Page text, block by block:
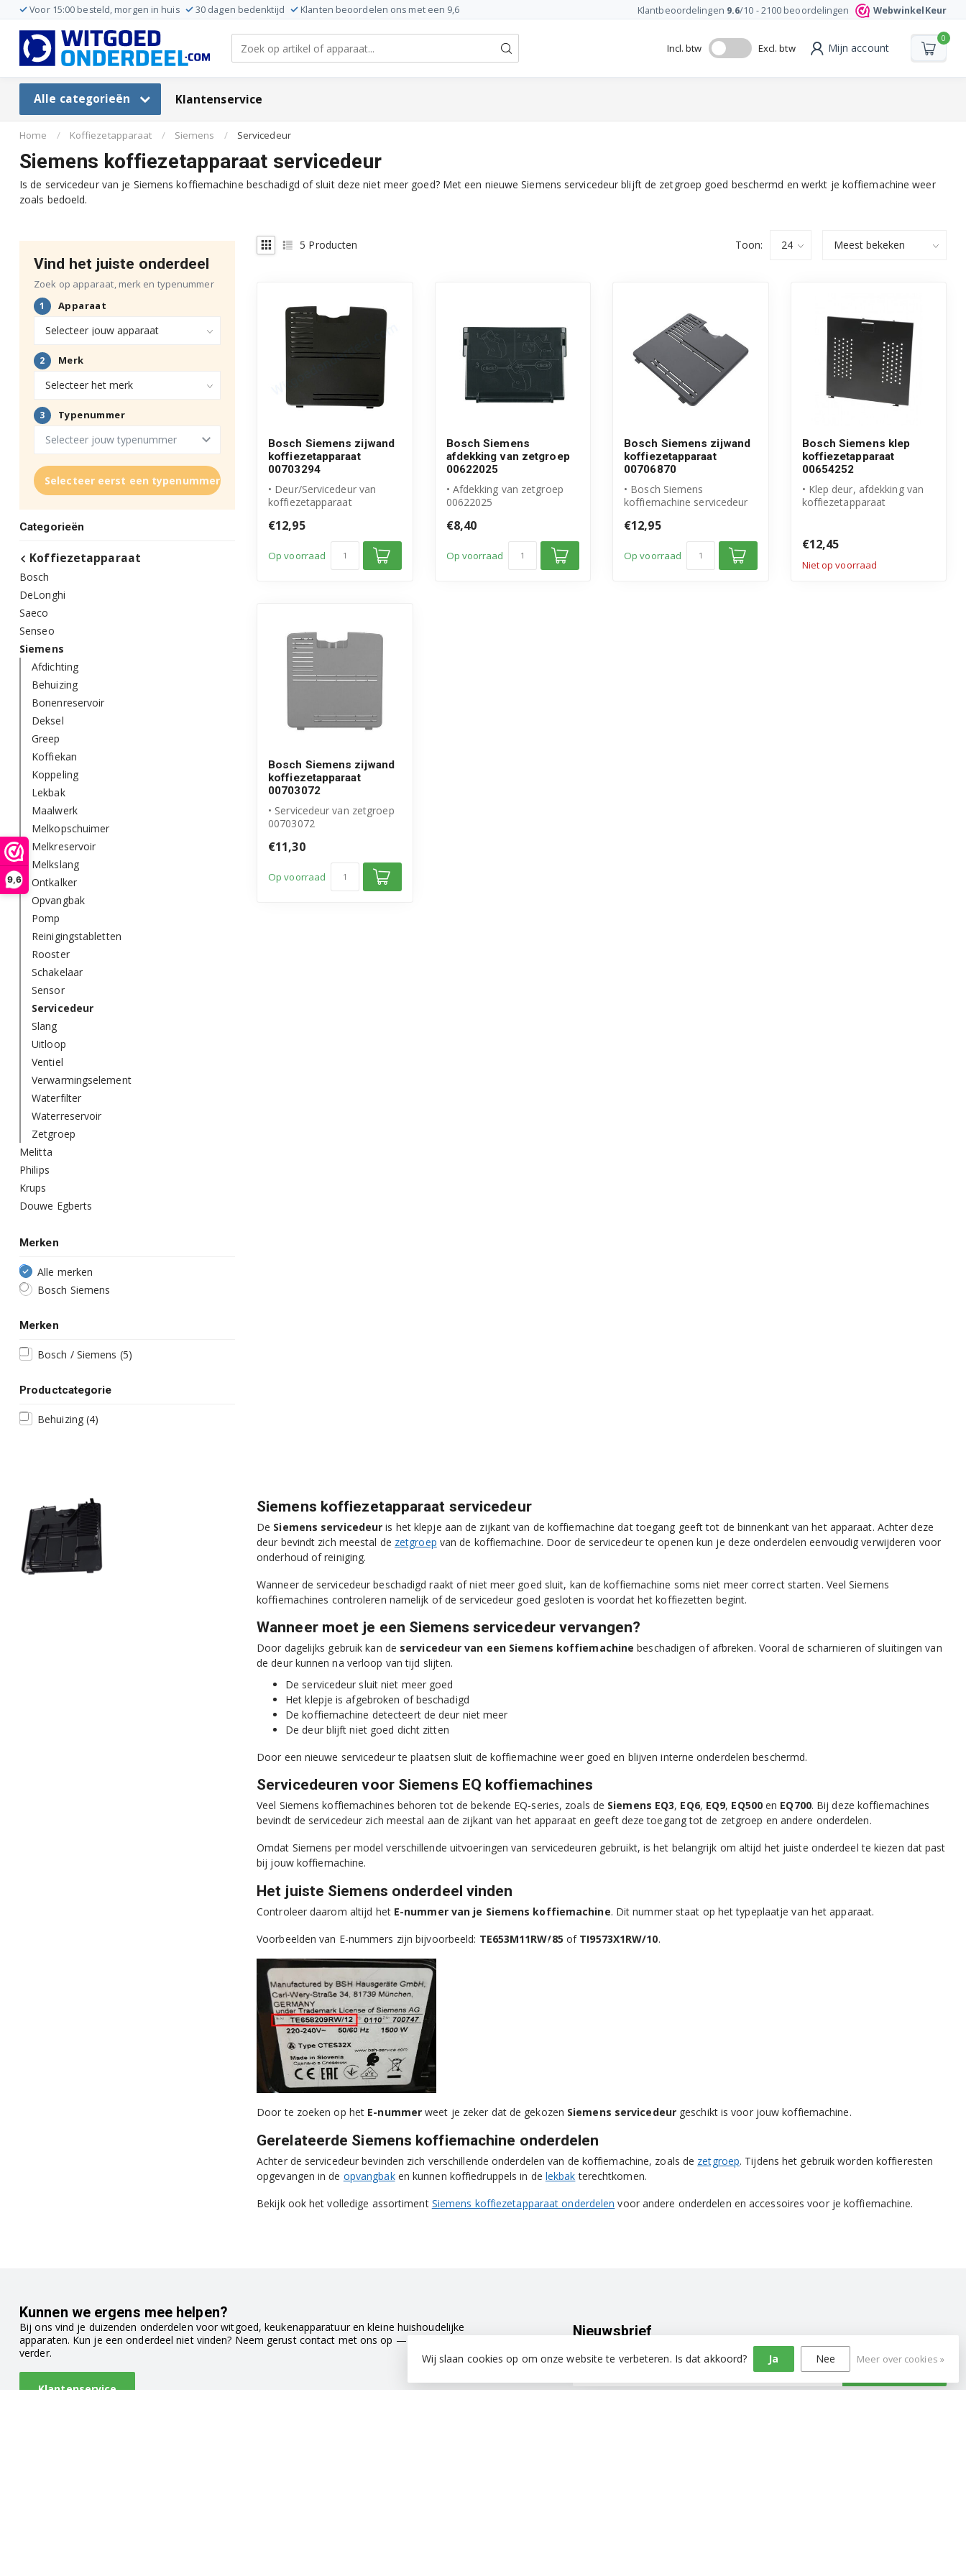
9,6
Voor 15:00 besteld, morgen in huis 30 dagen bedenktijd Klanten beoordelen ons met een 9,6 Klantbeoordelingen 9.6/10 -2100 beoordelingen WebwinkelKeur
Incl. btw Excl. btw Mijn account
0
Alle categorieën Klantenservice
Home / Koffiezetapparaat / Siemens / Servicedeur
Siemens koffiezetapparaat servicedeur
Is de servicedeur van je Siemens koffiemachine beschadigd of sluit deze niet meer goed? Met een nieuwe Siemens servicedeur blijft de zetgroep goed beschermd en werkt je koffiemachine weer
zoals bedoeld.
Vind het juiste onderdeel
Zoek op apparaat, merk en typenummer
Selecteer eerst een typenummer
Categorieën
Koffiezetapparaat
Bosch
DeLonghi
Saeco
Senseo
Siemens
Afdichting
Behuizing
Bonenreservoir
Deksel
Greep
Koffiekan
Koppeling
Lekbak
Maalwerk
Melkopschuimer
Melkreservoir
Melkslang
Ontkalker
Opvangbak
Pomp
Reinigingstabletten
Rooster
Schakelaar
Sensor
Servicedeur
Slang
Uitloop
Ventiel
Verwarmingselement
Waterfilter
Waterreservoir
Zetgroep
Melitta
Philips
Krups
Douwe Egberts
Merken
Alle merken
Bosch Siemens
Merken
Bosch / Siemens (5)
Productcategorie
Behuizing (4)
5 Producten Toon:
Bosch Siemens zijwand
koffiezetapparaat
00703294
• Deur/Servicedeur van
koffiezetapparaat
product
€12,95
Op voorraad
Bosch Siemens
afdekking van zetgroep
00622025
• Afdekking van zetgroep
00622025
product
€8,40
Op voorraad
Bosch Siemens zijwand
koffiezetapparaat
00706870
• Bosch Siemens
koffiemachine servicedeur
product
€12,95
Op voorraad
Bosch Siemens klep
koffiezetapparaat
00654252
• Klep deur, afdekking van
koffiezetapparaat
€12,45
Niet op voorraad
Bosch Siemens zijwand
koffiezetapparaat
00703072
• Servicedeur van zetgroep
00703072
product
€11,30
Op voorraad
Siemens koffiezetapparaat servicedeur
De Siemens servicedeur is het klepje aan de zijkant van de koffiemachine dat toegang geeft tot de binnenkant van het apparaat. Achter deze
deur bevindt zich meestal de zetgroep van de koffiemachine. Door de servicedeur te openen kun je deze onderdelen eenvoudig verwijderen voor
onderhoud of reiniging.
Wanneer de servicedeur beschadigd raakt of niet meer goed sluit, kan de koffiemachine soms niet meer correct starten. Veel Siemens
koffiemachines controleren namelijk of de servicedeur goed gesloten is voordat het koffiezetten begint.
Wanneer moet je een Siemens servicedeur vervangen?
Door dagelijks gebruik kan de servicedeur van een Siemens koffiemachine beschadigen of afbreken. Vooral de scharnieren of sluitingen van
de deur kunnen na verloop van tijd slijten.
De servicedeur sluit niet meer goed
Het klepje is afgebroken of beschadigd
De koffiemachine detecteert de deur niet meer
De deur blijft niet goed dicht zitten
Door een nieuwe servicedeur te plaatsen sluit de koffiemachine weer goed en blijven interne onderdelen beschermd.
Servicedeuren voor Siemens EQ koffiemachines
Veel Siemens koffiemachines behoren tot de bekende EQ-series, zoals de Siemens EQ3, EQ6, EQ9, EQ500en EQ700. Bij deze koffiemachines
bevindt de servicedeur zich meestal aan de zijkant van het apparaat en geeft deze toegang tot de zetgroep en andere onderdelen.
Omdat Siemens per model verschillende uitvoeringen van servicedeuren gebruikt, is het belangrijk om altijd het juiste onderdeel te kiezen dat past
bij jouw koffiemachine.
Het juiste Siemens onderdeel vinden
Controleer daarom altijd het E-nummer van je Siemens koffiemachine. Dit nummer staat op het typeplaatje van het apparaat.
Voorbeelden van E-nummers zijn bijvoorbeeld: TE653M11RW/85 of TI9573X1RW/10.
Door te zoeken op het E-nummer weet je zeker dat de gekozen Siemens servicedeurgeschikt is voor jouw koffiemachine.
Gerelateerde Siemens koffiemachine onderdelen
Achter de servicedeur bevinden zich verschillende onderdelen van de koffiemachine, zoals de zetgroep. Tijdens het gebruik worden koffieresten
opgevangen in de opvangbaken kunnen koffiedruppels in de lekbak terechtkomen.
Bekijk ook het volledige assortiment Siemens koffiezetapparaat onderdelen voor andere onderdelen en accessoires voor je koffiemachine.
Kunnen we ergens mee helpen?
Bij ons vind je duizenden onderdelen voor witgoed, keukenapparatuur en kleine huishoudelijke
apparaten. Kun je een onderdeel niet vinden? Neem gerust contact met ons op — we helpen je graag
verder.
Klantenservice
Nieuwsbrief
Wij slaan cookies op om onze website te verbeteren. Is dat akkoord? Ja Nee Meer over cookies »